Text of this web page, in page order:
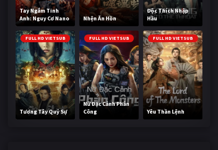
Tay Ngắm Tinh
Anh: Nguy Cơ Nano
Nhện Ăn Hồn
Độc Thích Nhập
Hầu
FULL HD VIETSUB
Tương Tây Quỷ Sự
FULL HD VIETSUB
Nữ Đặc Cảnh Phản
Công
FULL HD VIETSUB
Yêu Thần Lệnh